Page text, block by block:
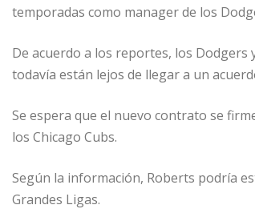
temporadas como manager de los
De acuerdo a los reportes, los
todavía están lejos de llegar a un
Se espera que el nuevo contrato se
los Chicago Cubs.
Según la información, Roberts podría
Grandes Ligas.